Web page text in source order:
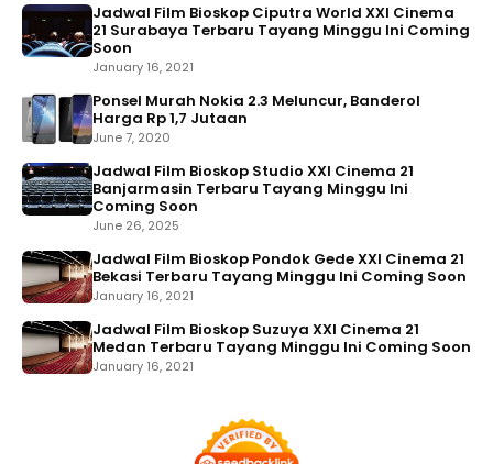
Jadwal Film Bioskop Ciputra World XXI Cinema
21 Surabaya Terbaru Tayang Minggu Ini Coming
Soon
January 16, 2021
Ponsel Murah Nokia 2.3 Meluncur, Banderol
Harga Rp 1,7 Jutaan
June 7, 2020
Jadwal Film Bioskop Studio XXI Cinema 21
Banjarmasin Terbaru Tayang Minggu Ini
Coming Soon
June 26, 2025
Jadwal Film Bioskop Pondok Gede XXI Cinema 21
Bekasi Terbaru Tayang Minggu Ini Coming Soon
January 16, 2021
Jadwal Film Bioskop Suzuya XXI Cinema 21
Medan Terbaru Tayang Minggu Ini Coming Soon
January 16, 2021